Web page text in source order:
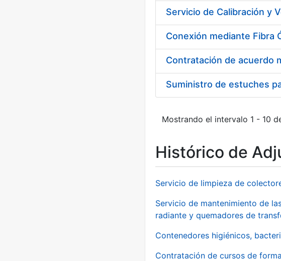
Suministro de estuches
Mostrando el intervalo 1 - 10
Histórico de
Servicio de limpieza de
Servicio de mantenimiento de
radiante y quemadores de
Contenedores higiénicos,
Contratación de cursos de